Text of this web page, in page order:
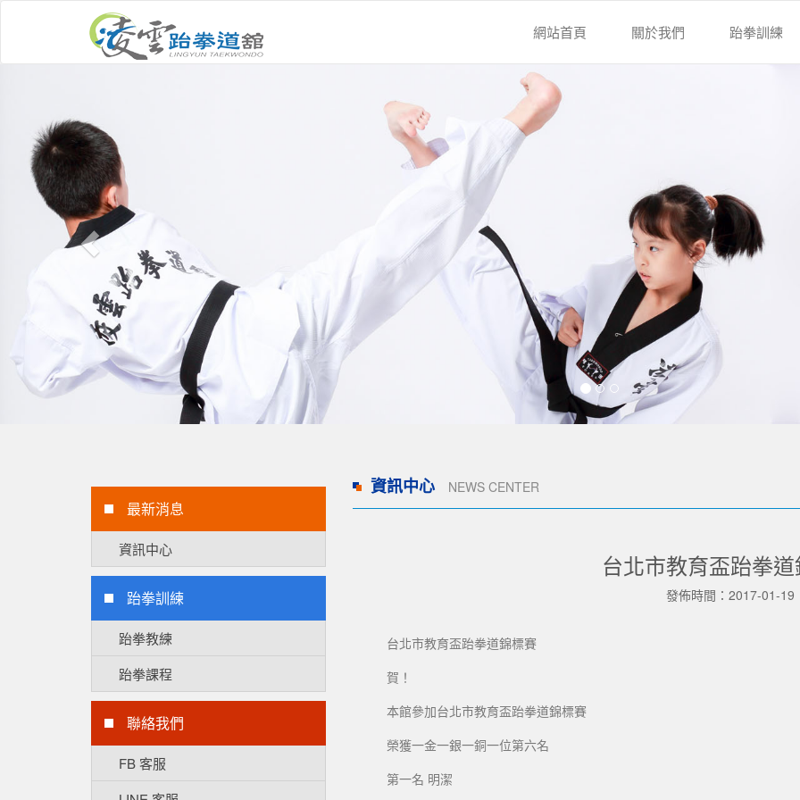
網站首頁 關於我們 跆拳訓練
最新消息
資訊中心
跆拳訓練
跆拳教練
跆拳課程
聯絡我們
FB 客服
資訊中心 NEWS CENTER
台北市教育盃跆拳
發佈時間：2017-01-19
台北市教育盃跆拳道錦標賽
賀！
本館參加台北市教育盃跆拳道錦標賽
榮獲一金一銀一銅一位第六名
第一名 明潔